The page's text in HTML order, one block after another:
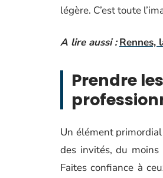
légère. C’est toute
A lire aussi : Rennes,
Prendre
Un élément
des invités, du
Faites confiance à